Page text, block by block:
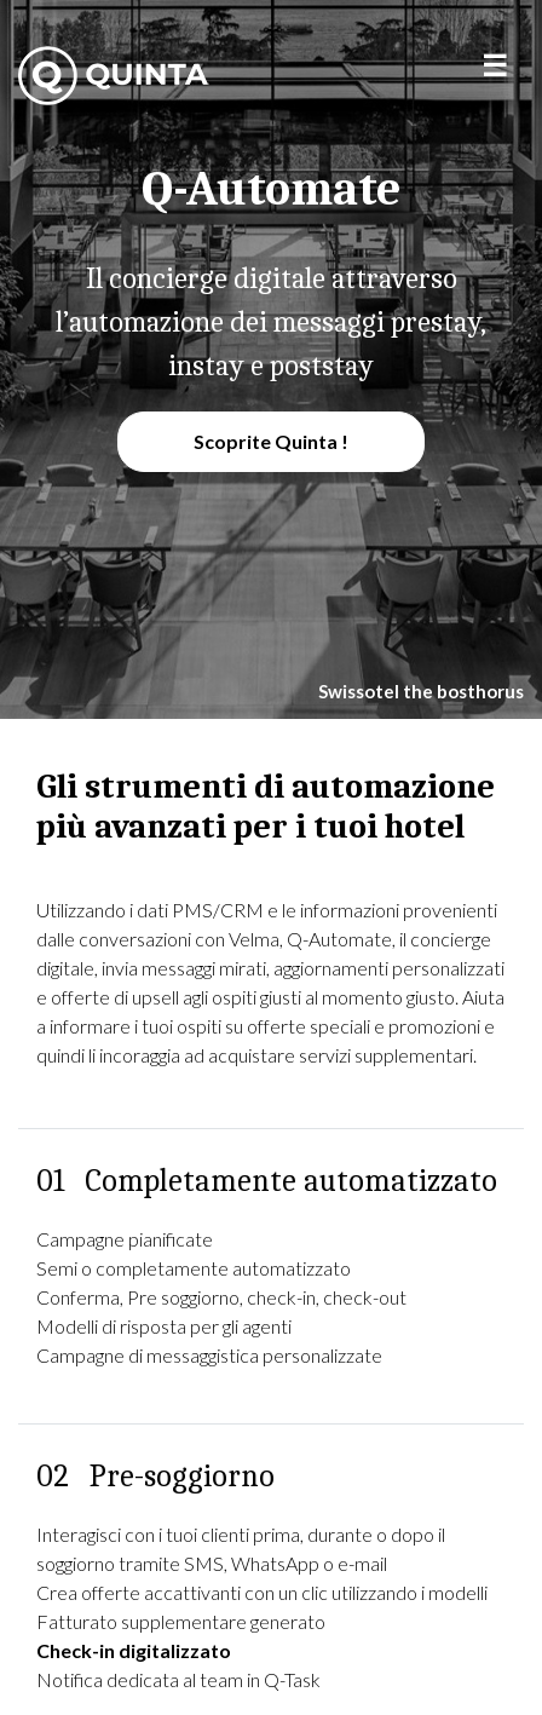
Q-Automate
Il concierge digitale attraverso
l’automazione dei messaggi prestay,
instay e poststay
Scoprite Quinta !
Swissotel the bosthorus
Gli strumenti di automazione
più avanzati per i tuoi hotel
Utilizzando i dati PMS/CRM e le informazioni provenienti
dalle conversazioni con Velma, Q-Automate, il concierge
digitale, invia messaggi mirati, aggiornamenti personalizzati
e offerte di upsell agli ospiti giusti al momento giusto. Aiuta
a informare i tuoi ospiti su offerte speciali e promozioni e
quindi li incoraggia ad acquistare servizi supplementari.
01 Completamente automatizzato
Campagne pianificate
Semi o completamente automatizzato
Conferma, Pre soggiorno, check-in, check-out
Modelli di risposta per gli agenti
Campagne di messaggistica personalizzate
02 Pre-soggiorno
Interagisci con i tuoi clienti prima, durante o dopo il
soggiorno tramite SMS, WhatsApp o e-mail
Crea offerte accattivanti con un clic utilizzando i modelli
Fatturato supplementare generato
Check-in digitalizzato
Notifica dedicata al team in Q-Task